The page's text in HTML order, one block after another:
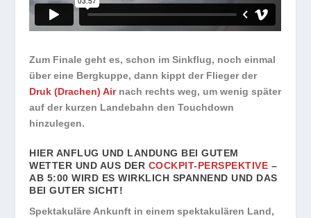
Zum Finale geht es, schon im Sinkflug, noch einmal
über eine Bergkuppe, dann kippt der Flieger der
Druk (Drachen) Airnach rechts weg, um wenig später
auf der kurzen Landebahn den Touchdown
hinzulegen.
HIER ANFLUG UND LANDUNG BEI GUTEM
WETTER UND AUS DER COCKPIT-PERSPEKTIVE –
AB 5:00 WIRD ES WIRKLICH SPANNEND UND DAS
BEI GUTER SICHT!
Spektakuläre Ankunft in einem spektakulären Land,